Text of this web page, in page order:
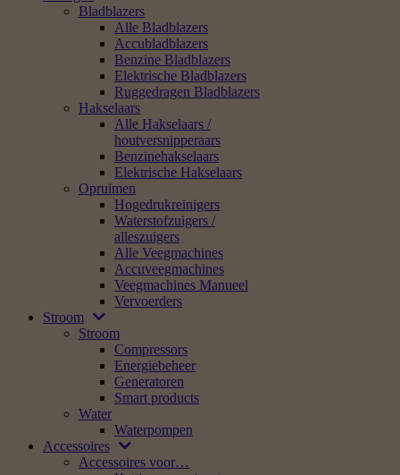
Bladblazers
Alle Bladblazers
Accubladblazers
Benzine Bladblazers
Elektrische Bladblazers
Ruggedragen Bladblazers
Hakselaars
Alle Hakselaars /
houtversnipperaars
Benzinehakselaars
Elektrische Hakselaars
Opruimen
Hogedrukreinigers
Waterstofzuigers /
alleszuigers
Alle Veegmachines
Accuveegmachines
Veegmachines Manueel
Vervoerders
Stroom
Stroom
Compressors
Energiebeheer
Generatoren
Smart products
Water
Waterpompen
Accessoires
Accessoires voor…